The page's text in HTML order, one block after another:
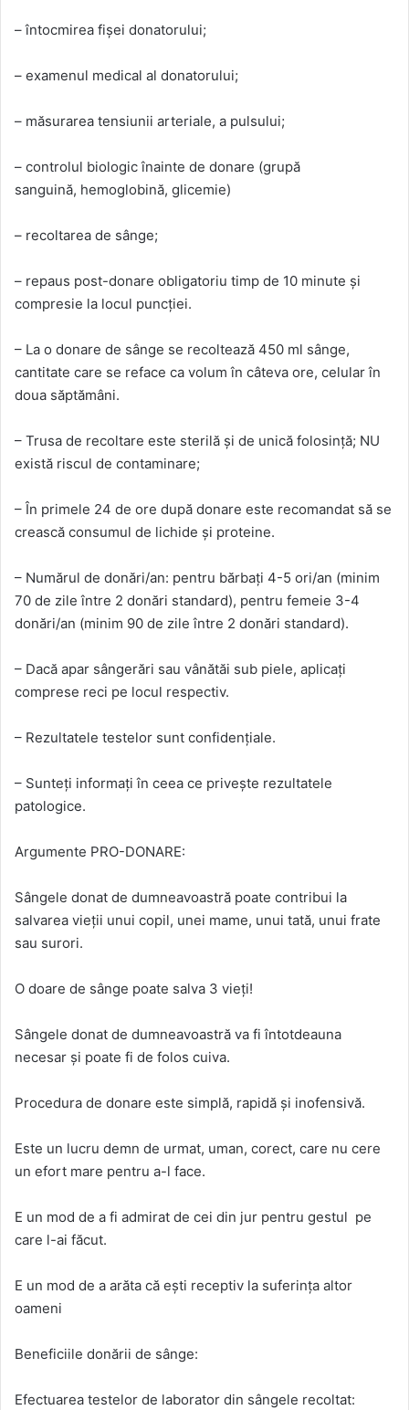
– întocmirea fișei donatorului;
– examenul medical al donatorului;
– măsurarea tensiunii arteriale, a pulsului;
– controlul biologic înainte de donare (grupă
sanguină, hemoglobină, glicemie)
– recoltarea de sânge;
– repaus post-donare obligatoriu timp de 10 minute și
compresie la locul puncției.
– La o donare de sânge se recoltează 450 ml sânge,
cantitate care se reface ca volum în câteva ore, celular în
doua săptămâni.
– Trusa de recoltare este sterilă și de unică folosință; NU
există riscul de contaminare;
– În primele 24 de ore după donare este recomandat să se
crească consumul de lichide și proteine.
– Numărul de donări/an: pentru bărbați 4-5 ori/an (minim
70 de zile între 2 donări standard), pentru femeie 3-4
donări/an (minim 90 de zile între 2 donări standard).
– Dacă apar sângerări sau vânătăi sub piele, aplicați
comprese reci pe locul respectiv.
– Rezultatele testelor sunt confidențiale.
– Sunteți informați în ceea ce privește rezultatele
patologice.
Argumente PRO-DONARE:
Sângele donat de dumneavoastră poate contribui la
salvarea vieții unui copil, unei mame, unui tată, unui frate
sau surori.
O doare de sânge poate salva 3 vieți!
Sângele donat de dumneavoastră va fi întotdeauna
necesar și poate fi de folos cuiva.
Procedura de donare este simplă, rapidă și inofensivă.
Este un lucru demn de urmat, uman, corect, care nu cere
un efort mare pentru a-l face.
E un mod de a fi admirat de cei din jur pentru gestul pe
care l-ai făcut.
E un mod de a arăta că ești receptiv la suferința altor
oameni
Beneficiile donării de sânge:
Efectuarea testelor de laborator din sângele recoltat: